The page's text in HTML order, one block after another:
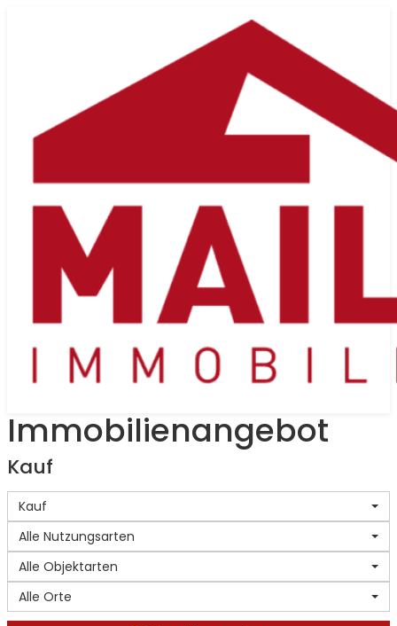
Immobilien­angebot
Kauf
Kauf
Alle Nutzungsarten
Alle Objektarten
Alle Orte